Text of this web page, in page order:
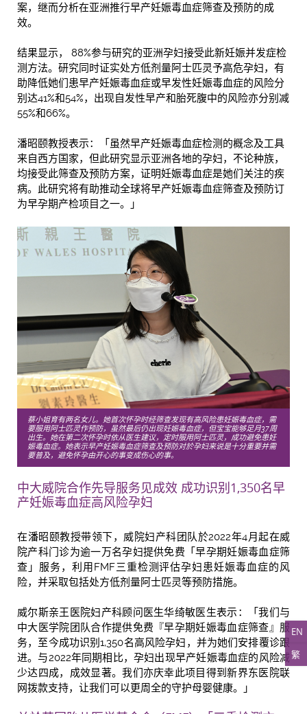
EN
繁
案，继而分析在亚洲推行早产妊娠毒血症筛查及预防的成
效。
结果显示， 88%参与研究的亚洲孕妇接受此新妊娠并发症检
测方法。研究同时证实处方低剂量阿士匹灵予高危孕妇，有
助降低她们患早产妊娠毒血症或早发性妊娠毒血症的风险分
别达41%和54%，出现自发性早产和胎死腹中的风险亦分别减
55%和66%。
潘昭颐教授表示：「虽然早产妊娠毒血症检测的概念及工具
来自西方国家，但此研究显示亚洲各地的孕妇，不论种族，
均接受此筛查及预防方案，证明妊娠毒血症是她们关注的疾
病。此研究将有助推动全球将早产妊娠毒血症筛查及预防订
为早孕期产检项目之一。」
蔡小姐育有两名女儿。她首次怀孕时经筛查发现有高风险患妊娠毒血症，需
要服用阿士匹灵作预防，虽然最后仍出现妊娠毒血症，但宝宝能够足月37周
出生。她在第二次怀孕时依从医生建议，定时服用阿士匹灵，成功避免患妊
娠毒血症。她表示早产妊娠毒血症筛查及预防对於孕妇来说是十分重要并需
要普及，避免怀孕由开心的事变成伤心的事。
中大威院合作先导服务见成效 成功识别1,350名早
产妊娠毒血症高风险孕妇
在潘昭颐教授带领下，威院妇产科团队於2022年4月起在威
院产科门诊为逾一万名孕妇提供免费「早孕期妊娠毒血症筛
查」服务，利用FMF三重检测评估孕妇患妊娠毒血症的风
险，并采取包括处方低剂量阿士匹灵等预防措施。
威尔斯亲王医院妇产科顾问医生华绮敏医生表示：「我们与
中大医学院团队合作提供免费『早孕期妊娠毒血症筛查』服
务，至今成功识别1,350名高风险孕妇，并为她们安排覆诊跟
进。与2022年同期相比，孕妇出现早产妊娠毒血症的风险减
少达四成，成效显著。我们亦庆幸此项目得到新界东医院联
网拨款支持，让我们可以更周全的守护母婴健康。」